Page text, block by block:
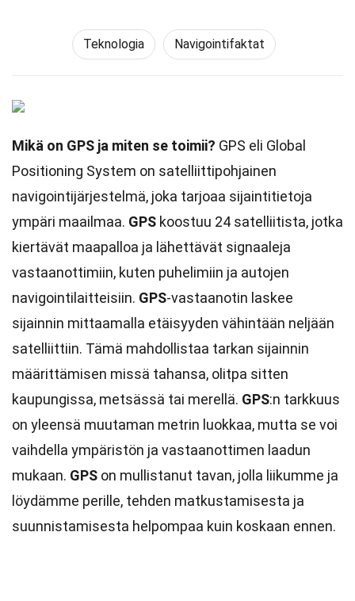
Teknologia Navigointifaktat
Mikä on GPS ja miten se toimii? GPS eli Global
Positioning System on satelliittipohjainen
navigointijärjestelmä, joka tarjoaa sijaintitietoja
ympäri maailmaa. GPS koostuu 24 satelliitista, jotka
kiertävät maapalloa ja lähettävät signaaleja
vastaanottimiin, kuten puhelimiin ja autojen
navigointilaitteisiin. GPS-vastaanotin laskee
sijainnin mittaamalla etäisyyden vähintään neljään
satelliittiin. Tämä mahdollistaa tarkan sijainnin
määrittämisen missä tahansa, olitpa sitten
kaupungissa, metsässä tai merellä. GPS:n tarkkuus
on yleensä muutaman metrin luokkaa, mutta se voi
vaihdella ympäristön ja vastaanottimen laadun
mukaan. GPS on mullistanut tavan, jolla liikumme ja
löydämme perille, tehden matkustamisesta ja
suunnistamisesta helpompaa kuin koskaan ennen.